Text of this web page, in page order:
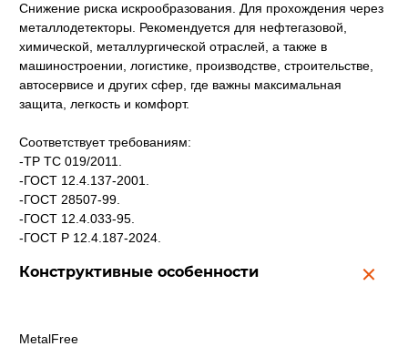
Снижение риска искрообразования. Для прохождения через
металлодетекторы. Рекомендуется для нефтегазовой,
химической, металлургической отраслей, а также в
машиностроении, логистике, производстве, строительстве,
автосервисе и других сфер, где важны максимальная
защита, легкость и комфорт.
Соответствует требованиям:
-ТР ТС 019/2011.
-ГОСТ 12.4.137-2001.
-ГОСТ 28507-99.
-ГОСТ 12.4.033-95.
-ГОСТ Р 12.4.187-2024.
Конструктивные особенности
MetalFree